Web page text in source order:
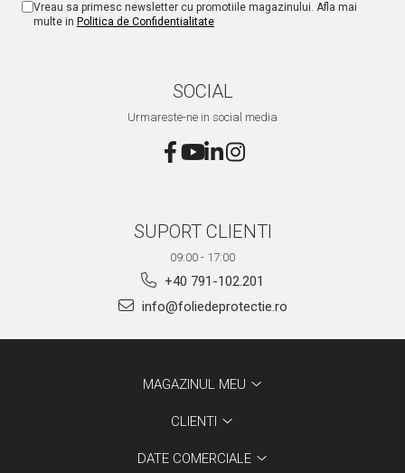
Vreau sa primesc newsletter cu promotiile magazinului. Afla mai
multe in Politica de Confidentialitate
SOCIAL
Urmareste-ne in social media
SUPORT CLIENTI
09:00 - 17:00
+40 791-102.201
info@foliedeprotectie.ro
MAGAZINUL MEU
CLIENTI
DATE COMERCIALE